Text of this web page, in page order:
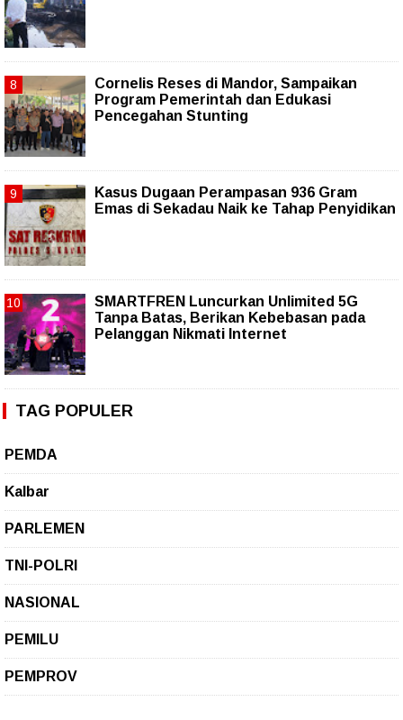
Cornelis Reses di Mandor, Sampaikan
Program Pemerintah dan Edukasi
Pencegahan Stunting
Kasus Dugaan Perampasan 936 Gram
Emas di Sekadau Naik ke Tahap Penyidikan
SMARTFREN Luncurkan Unlimited 5G
Tanpa Batas, Berikan Kebebasan pada
Pelanggan Nikmati Internet
TAG POPULER
PEMDA
Kalbar
PARLEMEN
TNI-POLRI
NASIONAL
PEMILU
PEMPROV